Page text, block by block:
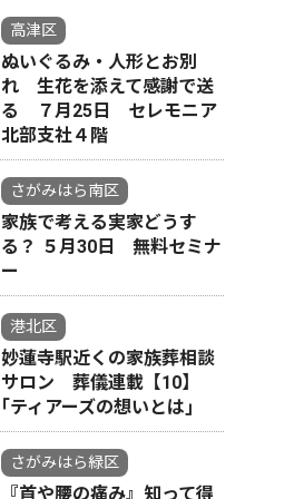
高津区
ぬいぐるみ・人形とお別
れ 生花を添えて感謝で送
る ７月25日 セレモニア
北部支社４階
さがみはら南区
家族で考える実家どうす
る？ ５月30日 無料セミナ
ー
港北区
妙蓮寺駅近くの家族葬相談
サロン 葬儀連載【10】
｢ティアーズの想いとは｣
さがみはら緑区
『首や腰の痛み』知って得